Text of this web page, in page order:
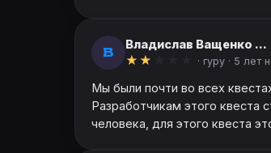
В
Владислав Ващенко ...
★ ★ · гуру · 5 лет
Мы были почти во всех
Разработчикам этого квеста
человека, для этого квеста